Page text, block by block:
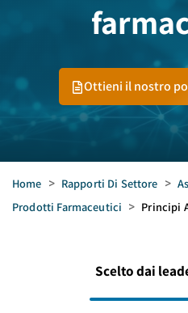
Ottieni il nostro
Home > Rapporti Di Settore >
Prodotti Farmaceutici > Principi
Scelto dai